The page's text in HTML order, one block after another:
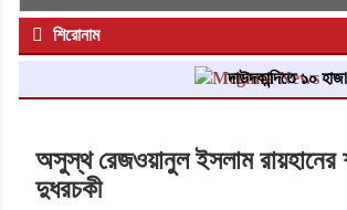
শিরোনাম
দাউদকান্দিতে ১০ হাজার
অসুস্থ রেজওয়ানুল ইসলাম রায়হানের
দুধরচকী